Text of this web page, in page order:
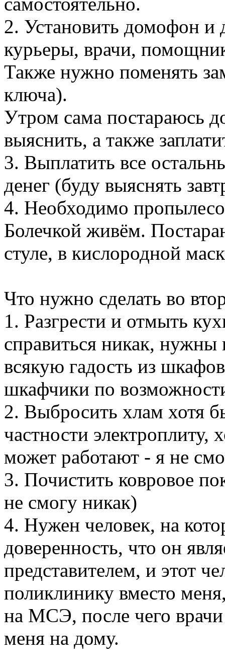
2. Установить домофон и
курьеры, врачи,
Также нужно поменять
ключа).
Утром сама постараюсь
выяснить, а также
3. Выплатить все
денег (буду выяснять
4. Необходимо
Болечкой живём.
стуле, в кислородной
Что нужно сделать во
1. Разгрести и отмыть
справиться никак,
всякую гадость из
шкафчики по
2. Выбросить хлам хотя
частности электроплиту,
может работают - я не
3. Почистить ковровое
не смогу никак)
4. Нужен человек, на
доверенность, что он
представителем, и этот
поликлинику вместо
на МСЭ, после чего врачи
меня на дому.